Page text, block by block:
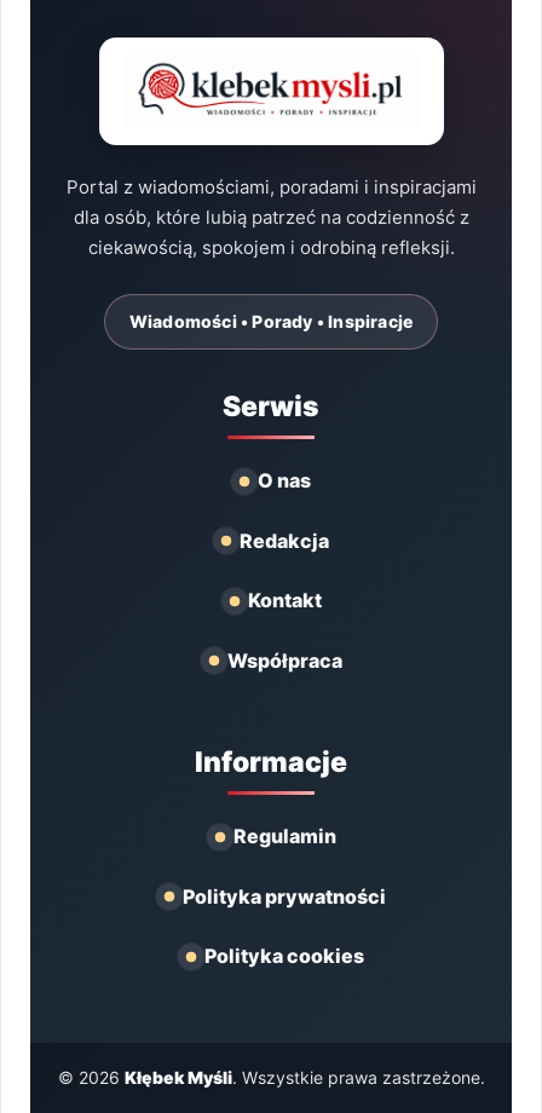
Portal z wiadomościami, poradami i inspiracjami
dla osób, które lubią patrzeć na codzienność z
ciekawością, spokojem i odrobiną refleksji.
Wiadomości • Porady • Inspiracje
Serwis
O nas
Redakcja
Kontakt
Współpraca
Informacje
Regulamin
Polityka prywatności
Polityka cookies
© 2026 Kłębek Myśli. Wszystkie prawa zastrzeżone.